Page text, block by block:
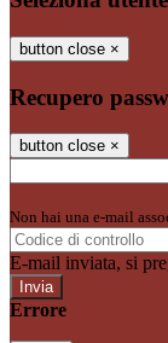
button close ×
Recupero
button close ×
Non hai una e-mail
E-mail inviata, si
Errore